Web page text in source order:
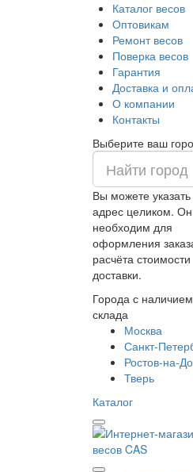
Каталог весов
Оптовикам
Ремонт весов
Поверка весов
Гарантия
Доставка и
О компании
Контакты
Выберите ваш
Вы можете указать
адрес целиком. Он
необходим для
оформления
расчёта стоимости
доставки.
Города с наличием
склада
Москва
Санкт-
Ростов-на-
Тверь
Каталог